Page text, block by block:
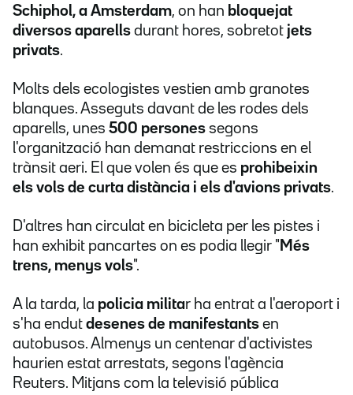
Schiphol, a Amsterdam, on han bloquejat
diversos aparells durant hores, sobretot jets
privats.
Molts dels ecologistes vestien amb granotes
blanques. Asseguts davant de les rodes dels
aparells, unes 500 persones segons
l'organització han demanat restriccions en el
trànsit aeri. El que volen és que es prohibeixin
els vols de curta distància i els d'avions privats.
D'altres han circulat en bicicleta per les pistes i
han exhibit pancartes on es podia llegir " Més
trens, menys vols".
A la tarda, la policia militar ha entrat a l'aeroport i
s'ha endut desenes de manifestants en
autobusos. Almenys un centenar d'activistes
haurien estat arrestats, segons l'agència
Reuters. Mitjans com la televisió pública